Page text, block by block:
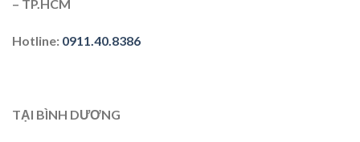
– TP.HCM
Hotline: 0911.40.8386
TẠI BÌNH DƯƠNG